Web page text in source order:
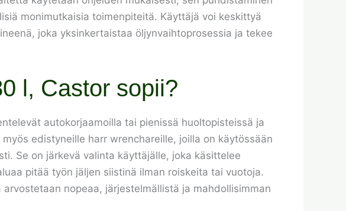
monimutkaisia toimenpiteitä. Käyttäjä voi keskittyä
joka yksinkertaistaa öljynvaihtoprosessia ja tekee
l, Castor sopii?
autokorjaamoilla tai pienissä huoltopisteissä ja
edistyneille harr wrenchareille, joilla on käytössään
Se on järkevä valinta käyttäjälle, joka käsittelee
pitää työn jäljen siistinä ilman roiskeita tai vuotoja.
nopeaa, järjestelmällistä ja mahdollisimman